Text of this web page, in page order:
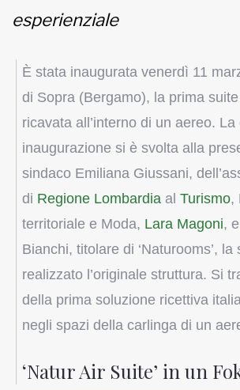
esperienziale
È stata inaugurata venerdì 11
di Sopra (Bergamo), la prima suite
ricavata all’interno di un aereo.
inaugurazione si è svolta alla
sindaco Emiliana Giussani,
di Regione Lombardia alTurismo,
territoriale e Moda, Lara Magoni,
Bianchi, titolare di ‘Naturooms’,
realizzato l’originale struttura. Si
della prima soluzione ricettiva
negli spazi della carlinga di un
‘Natur Air Suite’ in un